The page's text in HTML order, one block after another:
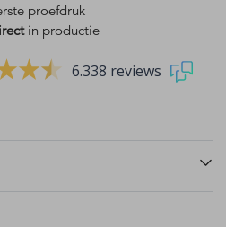
proefdruk
in productie
6.338 reviews